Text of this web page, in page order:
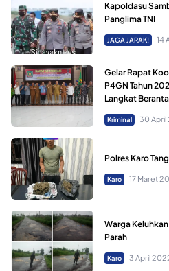
Kapoldasu
Panglima TNI
JAGA JARAK! 14
Gelar Rapat
P4GN Tahun
Langkat
Kriminal 30 April
Polres Karo
Karo 17 Maret
Warga
Parah
Karo 3 April